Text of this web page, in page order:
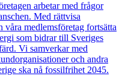
arbetar med frågor
Med rättvisa
medlemsföretag fortsätta
som bidrar till Sveriges
Vi samverkar med
och andra
ska nå fossilfrihet 2045.